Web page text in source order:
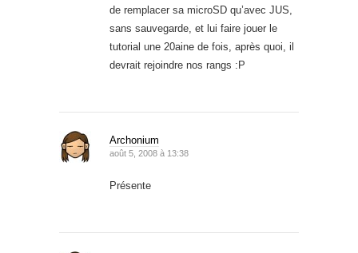
de remplacer sa microSD qu’avec JUS,
sans sauvegarde, et lui faire jouer le
tutorial une 20aine de fois, après quoi, il
devrait rejoindre nos rangs :P
Archonium
août 5, 2008 à 13:38
Présente